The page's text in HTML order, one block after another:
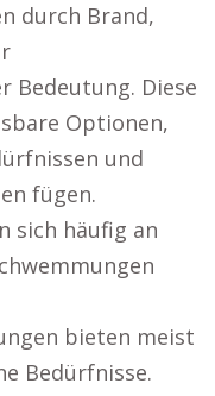
durch Brand,
Bedeutung. Diese
Optionen,
und
fügen.
sich häufig an
bieten meist
Bedürfnisse.